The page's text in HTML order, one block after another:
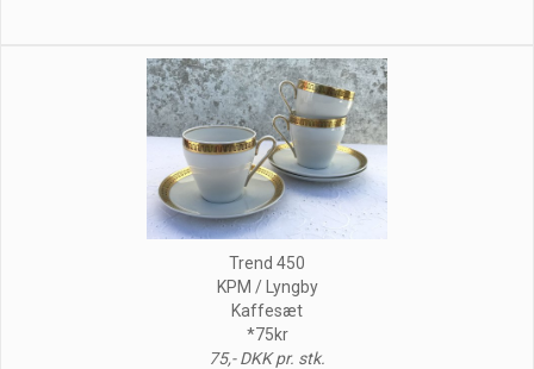
Trend 450
KPM / Lyngby
Kaffesæt
*75kr
75,- DKK pr. stk.